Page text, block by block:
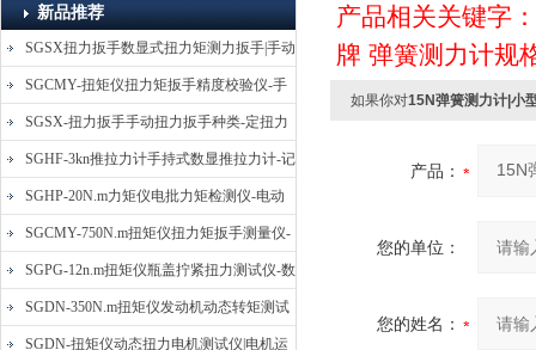
新品推荐
SGSX扭力扳手数显式扭力矩测力扳手|手动
定扭矩检测扳手
SGCMY-扭矩仪扭力矩扳手精度校验仪-手
动扳子扭矩校准仪
SGSX-扭力扳手手动扭力扳手种类-定扭力
矩检测扳手价格
SGHF-3kn推拉力计手持式数显推拉力计-记
忆数据拉压力测力计
SGHP-20N.m力矩仪电批力矩检测仪-电动
螺丝批扭力矩测试仪
SGCMY-750N.m扭矩仪扭力矩扳手测量仪-
校准扳手扭力精度测试仪
SGPG-12n.m扭矩仪瓶盖拧紧扭力测试仪-数
显式瓶盖扭力矩仪
SGDN-350N.m扭矩仪发动机动态转矩测试
仪-动态电机扭矩测量仪
SGDN-扭矩仪动态扭力电机测试仪|电机运
产品相关关键字
牌 弹簧测力计规
如果你对15N弹簧测力计|小
产品：
您的单位：
您的姓名：